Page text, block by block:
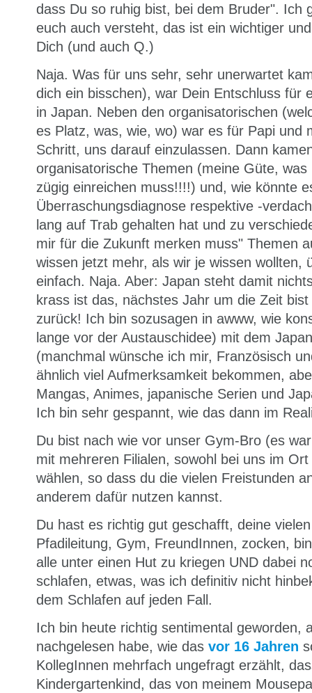
dass Du so ruhig bist, bei dem Bruder". Ich
euch auch versteht, das ist ein wichtiger
Dich (und auch Q.)
Naja. Was für uns sehr, sehr unerwartet
dich ein bisschen), war Dein Entschluss für
in Japan. Neben den organisatorischen
es Platz, was, wie, wo) war es für Papi und
Schritt, uns darauf einzulassen. Dann
organisatorische Themen (meine Güte,
zügig einreichen muss!!!!) und, wie könnte
Überraschungsdiagnose respektive -
lang auf Trab gehalten hat und zu
mir für die Zukunft merken muss" Themen
wissen jetzt mehr, als wir je wissen wollten,
einfach. Naja. Aber: Japan steht damit
krass ist das, nächstes Jahr um die Zeit
zurück! Ich bin sozusagen in awww, wie
lange vor der Austauschidee) mit dem
(manchmal wünsche ich mir, Französisch
ähnlich viel Aufmerksamkeit bekommen,
Mangas, Animes, japanische Serien und
Ich bin sehr gespannt, wie das dann im
Du bist nach wie vor unser Gym-Bro (es
mit mehreren Filialen, sowohl bei uns im
wählen, so dass du die vielen Freistunden
anderem dafür nutzen kannst.
Du hast es richtig gut geschafft, deine
Pfadileitung, Gym, FreundInnen, zocken,
alle unter einen Hut zu kriegen UND dabei
schlafen, etwas, was ich definitiv nicht
dem Schlafen auf jeden Fall.
Ich bin heute richtig sentimental geworden,
nachgelesen habe, wie das vor 16 Jahren
KollegInnen mehrfach ungefragt erzählt,
Kindergartenkind, das von meinem